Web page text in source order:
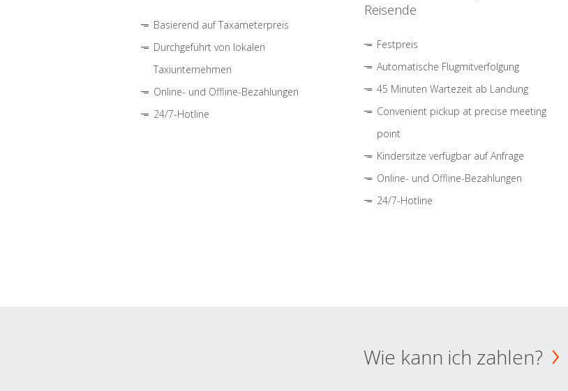
Basierend auf Taxameterpreis
Durchgeführt von lokalen
Taxiunternehmen
Online- und Offline-Bezahlungen
24/7-Hotline
Reisende
Festpreis
Automatische Flugmitverfolgung
45 Minuten Wartezeit ab Landung
Convenient pickup at precise meeting
point
Kindersitze verfügbar auf Anfrage
Online- und Offline-Bezahlungen
24/7-Hotline
Wie kann ich zahlen?